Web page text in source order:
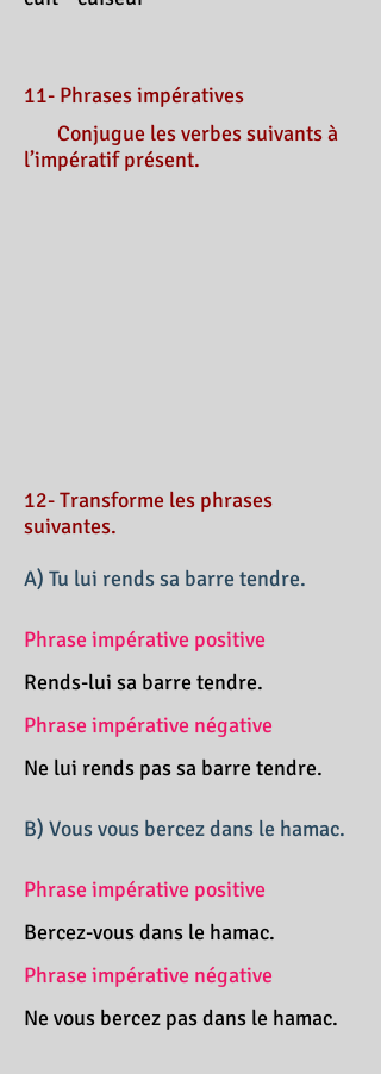
11- Phrases impératives
Conjugue les verbes suivants à
l’impératif présent.
12- Transforme les phrases
suivantes.
A) Tu lui rends sa barre tendre.
Phrase impérative positive
Rends-lui sa barre tendre.
Phrase impérative négative
Ne lui rends pas sa barre tendre.
B) Vous vous bercez dans le hamac.
Phrase impérative positive
Bercez-vous dans le hamac.
Phrase impérative négative
Ne vous bercez pas dans le hamac.